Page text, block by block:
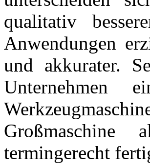
qualitativ
Anwendungen
und akkurater.
termingerecht